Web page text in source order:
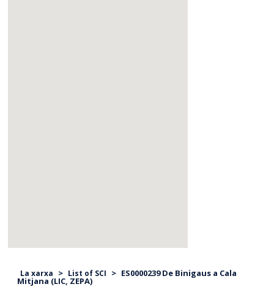
La xarxa > List of SCI > ES0000239 De Binigaus a Cala
Mitjana (LIC, ZEPA)